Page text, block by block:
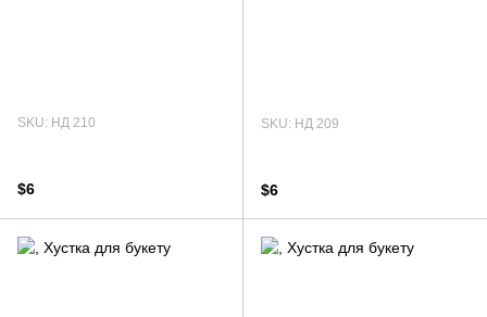
SKU: НД 210
$6
SKU: НД 209
$6